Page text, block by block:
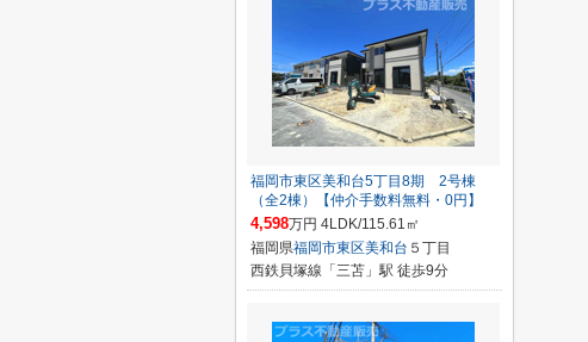
福岡市東区美和台5丁目8期 2号棟
（全2棟）【仲介手数料無料・0円】
4,598万円 4LDK/115.61㎡
福岡県福岡市東区美和台 ５丁目
西鉄貝塚線「三苫」駅 徒歩9分